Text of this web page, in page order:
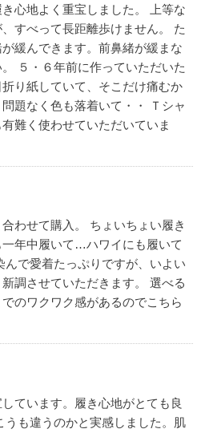
心地よく重宝しました。
上等な
すべって長距離歩けません。
た
緩んできます。前鼻緒が緩まな
５・６年前に作っていただいた
り紙していて、そこだけ痛むか
題なく色も落着いて・・
Ｔシャ
難く使わせていただいていま
わせて購入。
ちょいちょい履き
年中履いて…ハワイにも履いて
んで愛着たっぷりですが、いよい
調させていただきます。
選べる
のワクワク感があるのでこちら
ています。履き心地がとても良
うも違うのかと実感しました。肌